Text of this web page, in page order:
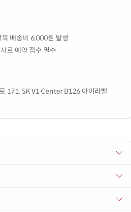
배송비 6,000원 발생
로 예약 접수 필수
171, SK V1 Center B126 아이라벨